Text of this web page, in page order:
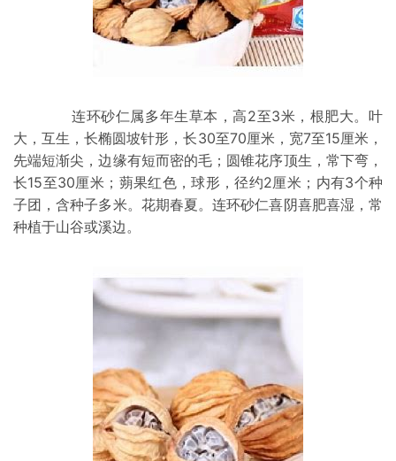
连环砂仁属多年生草本，高2至3米，根肥大。叶
大，互生，长椭圆坡针形，长30至70厘米，宽7至15厘米，
先端短渐尖，边缘有短而密的毛；圆锥花序顶生，常下弯，
长15至30厘米；蒴果红色，球形，径约2厘米；内有3个种
子团，含种子多米。花期春夏。连环砂仁喜阴喜肥喜湿，常
种植于山谷或溪边。